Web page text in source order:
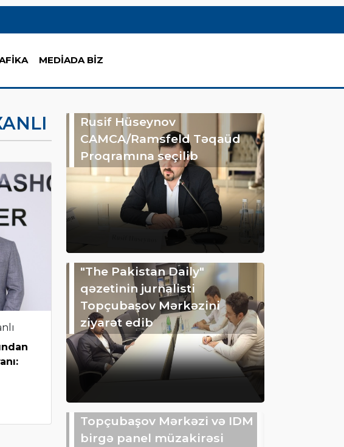
MEDİADA BİZ
Rusif Hüseynov
CAMCA/Ramsfeld Təqaüd
Proqramına seçilib
"The Pakistan Daily"
qəzetinin jurnalisti
Topçubaşov Mərkəzini
ziyarət edib
Topçubaşov Mərkəzi və IDM
birgə panel müzakirəsi